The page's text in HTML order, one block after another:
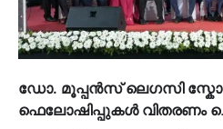
ഡോ. മൂപ്പൻസ് ലെഗസി
ഫെലോഷിപ്പുകൾ വിതരണം